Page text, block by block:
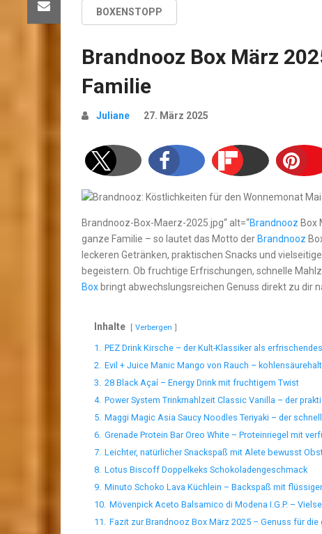
BOXENSTOPP
Brandnooz Box März
Familie
Juliane 27. März 2025
Brandnooz-Box-Maerz-2025.jpg“ alt=“Brandnooz Box
ganze Familie – so lautet das Motto der Brandnooz
leckeren Getränken, praktischen Snacks und
begeistern. Ob fruchtige Erfrischungen, schnelle
Box bringt abwechslungsreichen Genuss direkt zu dir
Inhalte Verbergen
1. PEZ Drink Kirsche – der Kult-Klassiker als
2. Evil + Juice Manic Mango von Rauch –
3. 28 Black Açaí – Energy Drink mit fruchtigem Twist
4. Power System Trinkmahlzeit Classic Vanilla – der
5. Maggi Magic Asia Saucy Noodles Teriyaki – der
6. Grenade Protein Bar Oreo White – Proteinriegel mit
7. Leichter, natürlicher Snackspaß mit Alete bewusst
8. Lotus Biscoff Doppelkeks Schokoladengeschmack
9. Minuto Schoko Lava Küchlein – Backspaß mit
10. Mövenpick Aceto Balsamico di Modena I.G.P. –
11. Fazit zur Brandnooz Box März 2025 – Genuss für die